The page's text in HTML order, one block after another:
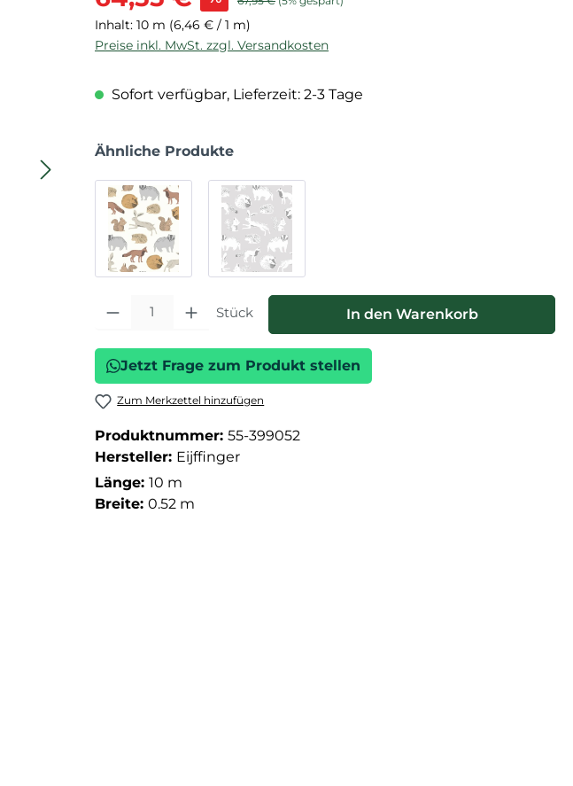
Inhalt: 10 m (6,46 € / 1 m)
Preise inkl. MwSt. zzgl. Versandkosten
Sofort verfügbar, Lieferzeit: 2-3 Tage
Ähnliche Produkte
Produkt Anzahl: Gib den gewünschten Wert ein oder benutze die
Stück In den Warenkorb
Jetzt Frage zum Produkt stellen
Zum Merkzettel hinzufügen
Produktnummer: 55-399052
Hersteller: Eijffinger
Länge: 10 m
Breite: 0.52 m